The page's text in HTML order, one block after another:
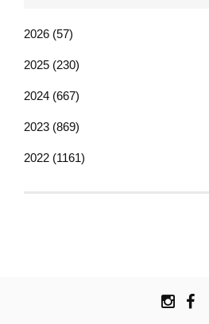
2026 (57)
2025 (230)
2024 (667)
2023 (869)
2022 (1161)